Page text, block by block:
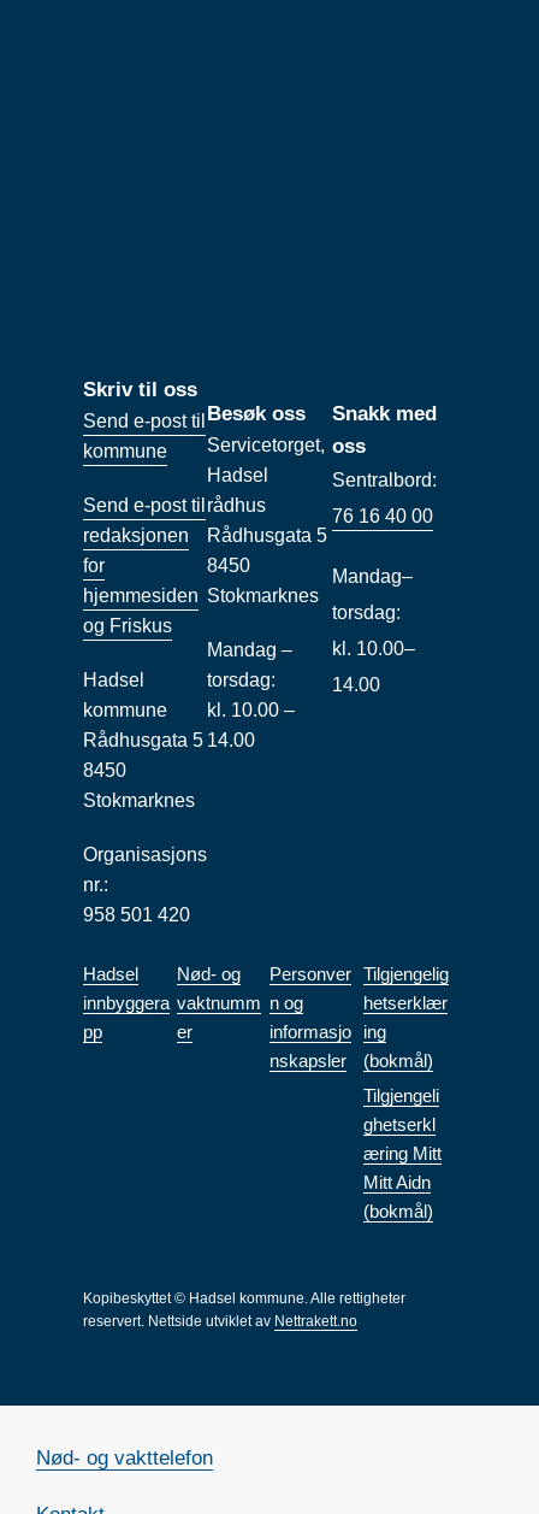
Skriv til oss
Send e-post til
kommune
Send e-post til
redaksjonen
for
hjemmesiden
og Friskus
Hadsel
kommune
Rådhusgata 5
8450
Stokmarknes
Organisasjons
nr.:
958 501 420
Besøk oss
Servicetorget,
Hadsel
rådhus
Rådhusgata 5
8450
Stokmarknes
Mandag –
torsdag:
kl. 10.00 –
14.00
Snakk med
oss
Sentralbord:
76 16 40 00
Mandag–
torsdag:
kl. 10.00–
14.00
Hadsel
innbyggera
pp
Nød- og
vaktnumm
er
Personver
n og
informasjo
nskapsler
Tilgjengelig
hetserklær
ing
(bokmål)
Tilgjengeli
ghetserkl
æring Mitt
Mitt Aidn
(bokmål)
Kopibeskyttet © Hadsel kommune. Alle rettigheter
reservert. Nettside utviklet av Nettrakett.no
Nød- og vakttelefon